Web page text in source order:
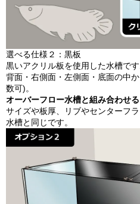
選べる仕様２：黒板
黒いアクリル板を使用した水槽です
背面・右側面・左側面・底面の中
数可)。
オーバーフロー水槽と組み合わせる
サイズや板厚、リブやセンターフ
水槽と同じです。